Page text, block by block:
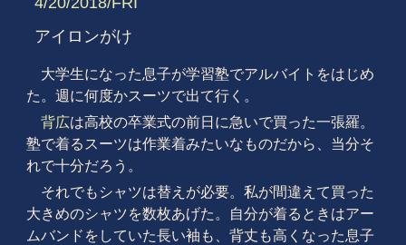
アイロンがけ
大学生になった息子が学習塾でアルバイトをはじめ
た。週に何度かスーツで出て行く。
背広は高校の卒業式の前日に急いで買った一張羅。
塾で着るスーツは作業着みたいなものだから、当分そ
れで十分だろう。
それでもシャツは替えが必要。私が間違えて買った
大きめのシャツを数枚あげた。自分が着るときはアー
ムバンドをしていた長い袖も、背丈も高くなった息子